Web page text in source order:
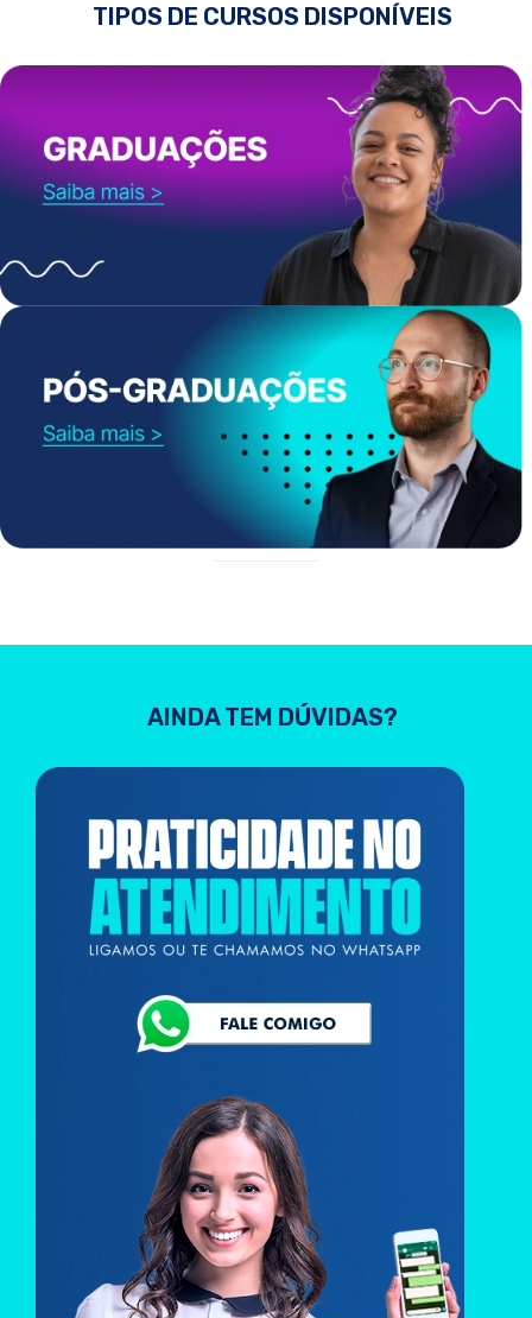
TIPOS DE CURSOS DISPONÍVEIS
AINDA TEM DÚVIDAS?